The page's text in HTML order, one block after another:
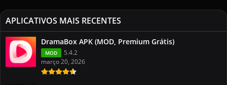
APLICATIVOS MAIS RECENTES
DramaBox APK (MOD, Premium Grátis)
MOD
5.4.2
março 20, 2026